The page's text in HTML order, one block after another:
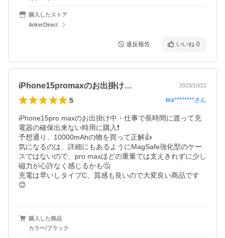
購入したストア
AnkerDirect
違反報告 いいね 0
iPhone15promaxのお出掛け… 2023/10/22
5 tea********さん
iPhone15pro maxのお出掛け中・仕事で長時間に渡って充
電器の確保出来ない時用に購入❗️
予想通り、10000mAhの物を買って正解👍
気になるのは、詳細にもあるようにMagSafe強化型のケー
スではないので、pro maxほどの重量では支えきれずに少し
磁力が心許なく感じるかも🤔
充電は早いしタイプC、質感も良いので大変良い商品です
😊
購入した商品
カラー/ブラック